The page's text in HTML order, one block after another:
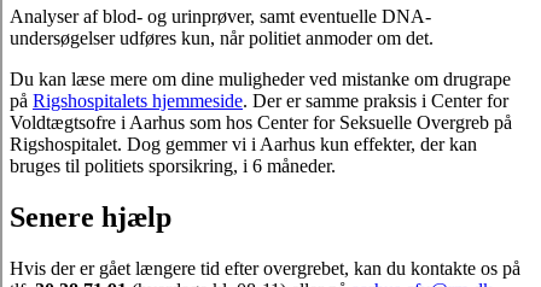
Analyser af blod- og urinprøver, samt eventuelle DNA-
undersøgelser udføres kun, når politiet anmoder om det.
Du kan læse mere om dine muligheder ved mistanke om drugrape
på Rigshospitalets hjemmeside. Der er samme praksis i Center for
Voldtægtsofre i Aarhus som hos Center for Seksuelle Overgreb på
Rigshospitalet. Dog gemmer vi i Aarhus kun effekter, der kan
bruges til politiets sporsikring, i 6 måneder.
Senere hjælp
Hvis der er gået længere tid efter overgrebet, kan du kontakte os på